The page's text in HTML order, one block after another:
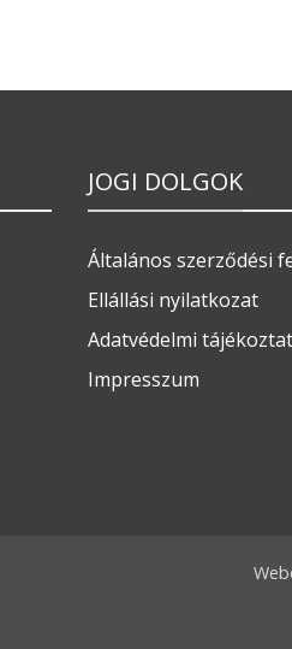
JOGI DOLGOK
Általános szerződési
Ellállási nyilatkozat
Adatvédelmi
Impresszum